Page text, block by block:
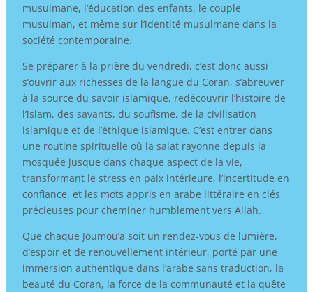
musulmane, l’éducation des enfants, le couple
musulman, et même sur l’identité musulmane dans la
société contemporaine.
Se préparer à la prière du vendredi, c’est donc aussi
s’ouvrir aux richesses de la langue du Coran, s’abreuver
à la source du savoir islamique, redécouvrir l’histoire de
l’islam, des savants, du soufisme, de la civilisation
islamique et de l’éthique islamique. C’est entrer dans
une routine spirituelle où la salat rayonne depuis la
mosquée jusque dans chaque aspect de la vie,
transformant le stress en paix intérieure, l’incertitude en
confiance, et les mots appris en arabe littéraire en clés
précieuses pour cheminer humblement vers Allah.
Que chaque Joumou’a soit un rendez-vous de lumière,
d’espoir et de renouvellement intérieur, porté par une
immersion authentique dans l’arabe sans traduction, la
beauté du Coran, la force de la communauté et la quête